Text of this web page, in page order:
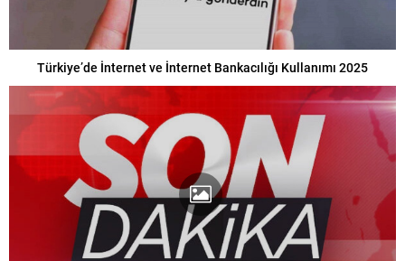
Türkiye’de İnternet ve İnternet Bankacılığı Kullanımı 2025